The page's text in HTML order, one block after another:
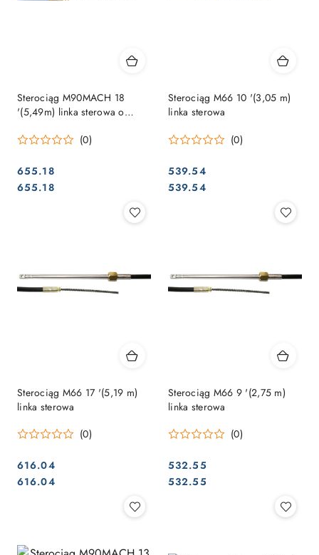
Sterociąg M90MACH 18
'(5,49m) linka sterowa o
elastyczności (0)
Cena:
655.18
Cena:
655.18
Sterociąg M66 10 '(3,05 m)
linka sterowa
(0)
Cena:
539.54
Cena:
539.54
Sterociąg M66 17 '(5,19 m)
linka sterowa
(0)
Cena:
616.04
Cena:
616.04
Sterociąg M66 9 '(2,75 m)
linka sterowa
(0)
Cena:
532.55
Cena:
532.55